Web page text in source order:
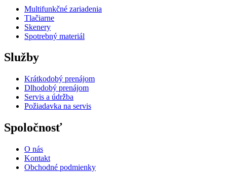
Multifunkčné zariadenia
Tlačiarne
Skenery
Spotrebný materiál
Služby
Krátkodobý prenájom
Dlhodobý prenájom
Servis a údržba
Požiadavka na servis
Spoločnosť
O nás
Kontakt
Obchodné podmienky